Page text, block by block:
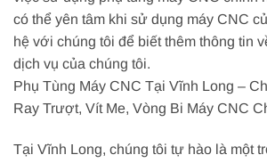
có thể yên tâm khi sử dụng máy CNC
hệ với chúng tôi để biết thêm thông tin
dịch vụ của chúng tôi.
Phụ Tùng Máy CNC Tại Vĩnh Long –
Ray Trượt, Vít Me, Vòng Bi Máy CNC
Tại Vĩnh Long, chúng tôi tự hào là một